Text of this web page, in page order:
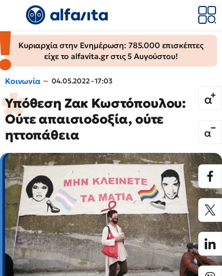
Κυριαρχία στην Ενημέρωση: 785.000 επισκέπτες
είχε το alfavita.gr στις 5 Αυγούστου!
Κοινωνία 04.05.2022 - 17:03
Υπόθεση Ζακ Κωστόπουλου:
Ούτε απαισιοδοξία, ούτε
ηττοπάθεια